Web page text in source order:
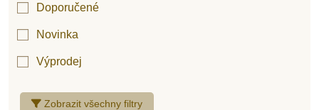
Zobrazit všechny filtry
Doporučené
Novinka
Výprodej